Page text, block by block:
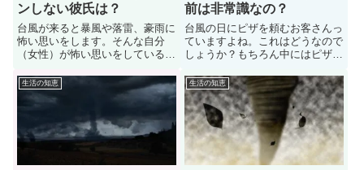
ンしない彼氏は？
台風が来ると暴風や落雷、豪雨に
怖い思いをします。そんな自分
（女性）が怖い思いをしているの
もくれない彼氏っていますよね。
そんな彼氏はどうなのでしょう
か？色々な人に経験談を聞いてみ
ました。台風や地震などの災害時
に心配のメールやラインもない彼
氏との今後の関係を考えていこ
前は非常識なの？
台風の日にピザを頼むお客さんっ
ていますよね。これはどうなので
しょうか？もちろん中にはピザ屋
人もいます。では台風の日にピザ
の出前は非常識なのか？色々な人
の意見を聞いてみました。また実
際にピザ屋で働いていた人に「台
風の日にピザ頼むやつ」をどう思
うのかも聞いてみました。
生活の知恵 生活の知恵